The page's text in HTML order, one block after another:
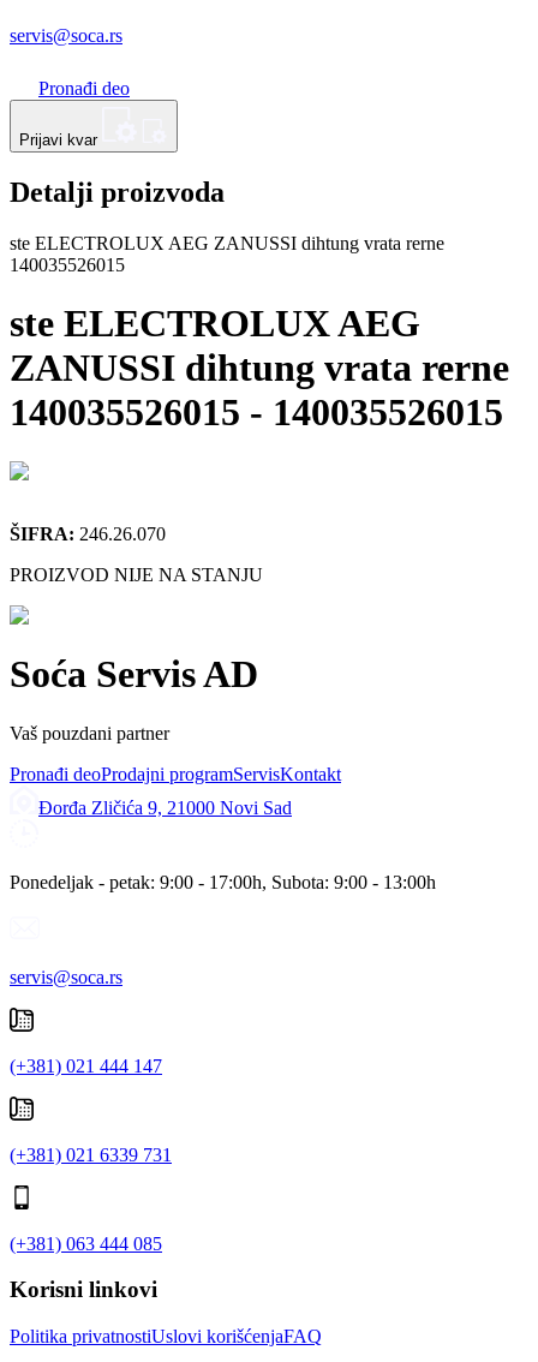
servis@soca.rs
Pronađi deo
Prijavi kvar
Detalji proizvoda
ste ELECTROLUX AEG ZANUSSI dihtung vrata rerne
140035526015
ste ELECTROLUX AEG
ZANUSSI dihtung vrata rerne
140035526015 - 140035526015
ŠIFRA: 246.26.070
PROIZVOD NIJE NA STANJU
Soća Servis AD
Vaš pouzdani partner
Pronađi deoProdajni programServisKontakt
Đorđa Zličića 9, 21000 Novi Sad
Ponedeljak - petak: 9:00 - 17:00h, Subota: 9:00 - 13:00h
servis@soca.rs
(+381) 021 444 147
(+381) 021 6339 731
(+381) 063 444 085
Korisni linkovi
Politika privatnostiUslovi korišćenjaFAQ